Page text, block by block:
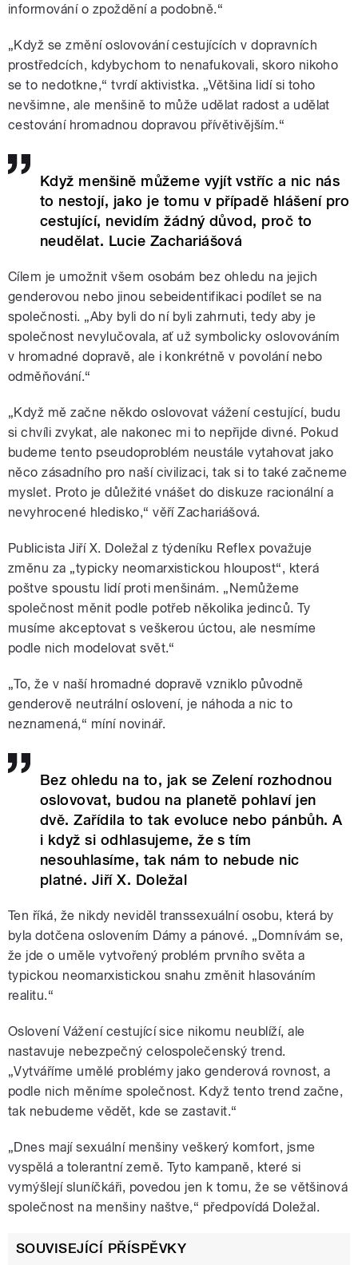
informování o zpoždění a podobně.“
„Když se změní oslovování cestujících v dopravních
prostředcích, kdybychom to nenafukovali, skoro nikoho
se to nedotkne,“ tvrdí aktivistka. „Většina lidí si toho
nevšimne, ale menšině to může udělat radost a udělat
cestování hromadnou dopravou přívětivějším.“
Když menšině můžeme vyjít vstříc a nic nás
to nestojí, jako je tomu v případě hlášení pro
cestující, nevidím žádný důvod, proč to
neudělat. Lucie Zachariášová
Cílem je umožnit všem osobám bez ohledu na jejich
genderovou nebo jinou sebeidentifikaci podílet se na
společnosti. „Aby byli do ní byli zahrnuti, tedy aby je
společnost nevylučovala, ať už symbolicky oslovováním
v hromadné dopravě, ale i konkrétně v povolání nebo
odměňování.“
„Když mě začne někdo oslovovat vážení cestující, budu
si chvíli zvykat, ale nakonec mi to nepřijde divné. Pokud
budeme tento pseudoproblém neustále vytahovat jako
něco zásadního pro naší civilizaci, tak si to také začneme
myslet. Proto je důležité vnášet do diskuze racionální a
nevyhrocené hledisko,“ věří Zachariášová.
Publicista Jiří X. Doležal z týdeníku Reflex považuje
změnu za „typicky neomarxistickou hloupost“, která
poštve spoustu lidí proti menšinám. „Nemůžeme
společnost měnit podle potřeb několika jedinců. Ty
musíme akceptovat s veškerou úctou, ale nesmíme
podle nich modelovat svět.“
„To, že v naší hromadné dopravě vzniklo původně
genderově neutrální oslovení, je náhoda a nic to
neznamená,“ míní novinář.
Bez ohledu na to, jak se Zelení rozhodnou
oslovovat, budou na planetě pohlaví jen
dvě. Zařídila to tak evoluce nebo pánbůh. A
i když si odhlasujeme, že s tím
nesouhlasíme, tak nám to nebude nic
platné. Jiří X. Doležal
Ten říká, že nikdy neviděl transsexuální osobu, která by
byla dotčena oslovením Dámy a pánové. „Domnívám se,
že jde o uměle vytvořený problém prvního světa a
typickou neomarxistickou snahu změnit hlasováním
realitu.“
Oslovení Vážení cestující sice nikomu neublíží, ale
nastavuje nebezpečný celospolečenský trend.
„Vytváříme umělé problémy jako genderová rovnost, a
podle nich měníme společnost. Když tento trend začne,
tak nebudeme vědět, kde se zastavit.“
„Dnes mají sexuální menšiny veškerý komfort, jsme
vyspělá a tolerantní země. Tyto kampaně, které si
vymýšlejí sluníčkáři, povedou jen k tomu, že se většinová
společnost na menšiny naštve,“ předpovídá Doležal.
SOUVISEJÍCÍ PŘÍSPĚVKY